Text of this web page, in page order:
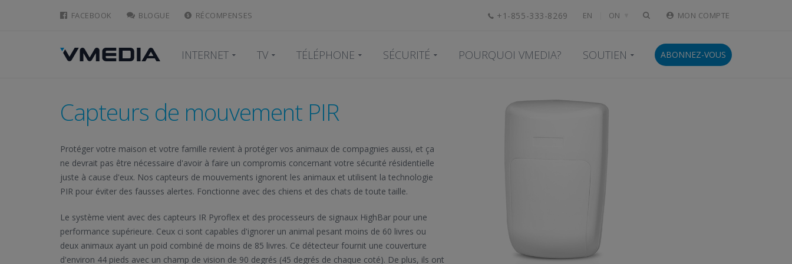
FACEBOOK BLOGUE RÉCOMPENSES +1-855-333-8269 EN ON MON COMPTE
ABONNEZ-VOUS
INTERNET TV TÉLÉPHONE SÉCURITÉ POURQUOI VMEDIA? SOUTIEN
Capteurs de mouvement PIR
Protéger votre maison et votre famille revient à protéger vos animaux de compagnies aussi, et ça
ne devrait pas être nécessaire d'avoir à faire un compromis concernant votre sécurité résidentielle
juste à cause d'eux. Nos capteurs de mouvements ignorent les animaux et utilisent la technologie
PIR pour éviter des fausses alertes. Fonctionne avec des chiens et des chats de toute taille.
Le système vient avec des capteurs IR Pyroflex et des processeurs de signaux HighBar pour une
performance supérieure. Ceux ci sont capables d'ignorer un animal pesant moins de 60 livres ou
deux animaux ayant un poid combiné de moins de 85 livres. Ce détecteur fournit une couverture
d'environ 44 pieds avec un champ de vision de 90 degrés (45 degrés de chaque coté). De plus, ils ont